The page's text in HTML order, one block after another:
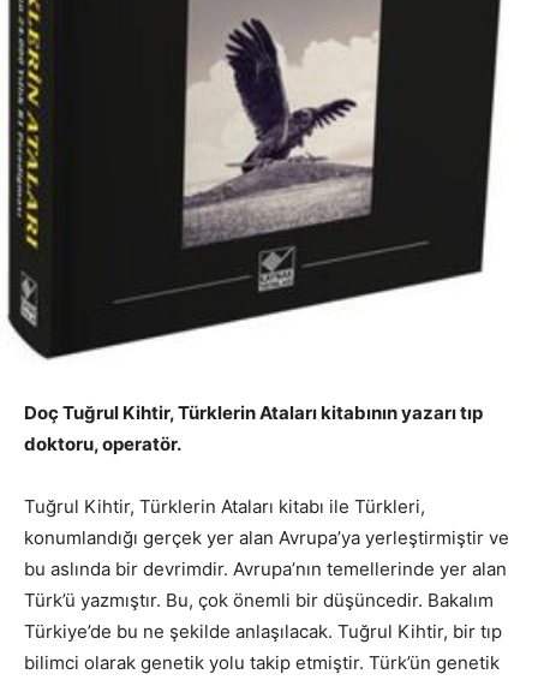
Doç Tuğrul Kihtir, Türklerin Ataları kitabının yazarı tıp
doktoru, operatör.
Tuğrul Kihtir, Türklerin Ataları kitabı ile Türkleri,
konumlandığı gerçek yer alan Avrupa’ya yerleştirmiştir ve
bu aslında bir devrimdir. Avrupa’nın temellerinde yer alan
Türk’ü yazmıştır. Bu, çok önemli bir düşüncedir. Bakalım
Türkiye’de bu ne şekilde anlaşılacak. Tuğrul Kihtir, bir tıp
bilimci olarak genetik yolu takip etmiştir. Türk’ün genetik